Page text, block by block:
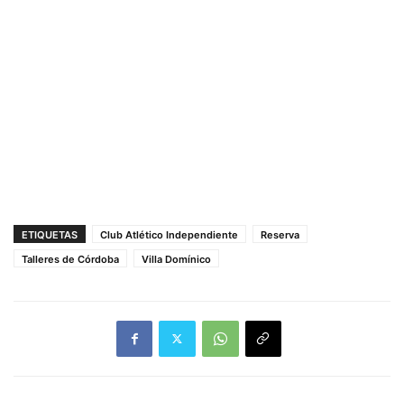
ETIQUETAS Club Atlético Independiente
Reserva
Talleres de Córdoba
Villa Domínico